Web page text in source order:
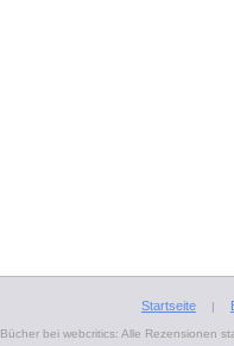
Startseite |
Bücher bei webcritics: Alle Rezensionen